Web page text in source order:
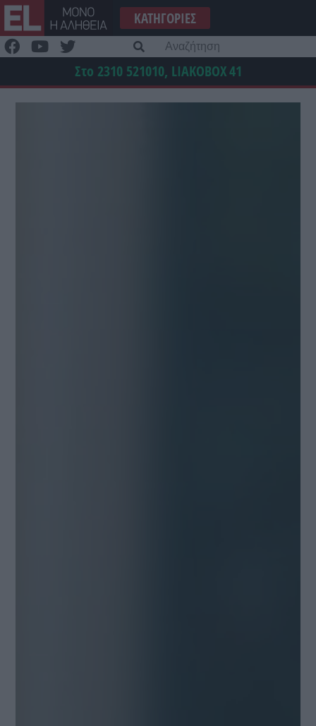
Μετάβαση
στο
περιεχόμενο
ΚΑΤΗΓΟΡΊΕΣ
Στο 2310 521010, LIAKOBOX41